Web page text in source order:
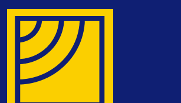
Skip
content